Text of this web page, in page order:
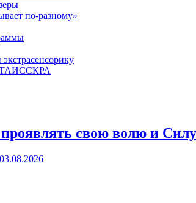
по-разному»
свою волю и Силу
03.08.2026